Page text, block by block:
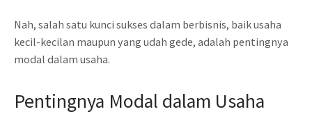
Nah, salah satu kunci sukses dalam berbisnis, baik usaha
kecil-kecilan maupun yang udah gede, adalah pentingnya
modal dalam usaha.
Pentingnya Modal dalam Usaha